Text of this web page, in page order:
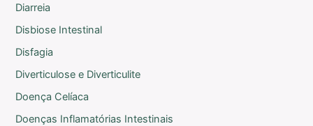
Diarreia
Disbiose Intestinal
Disfagia
Diverticulose e Diverticulite
Doença Celíaca
Doenças Inflamatórias Intestinais